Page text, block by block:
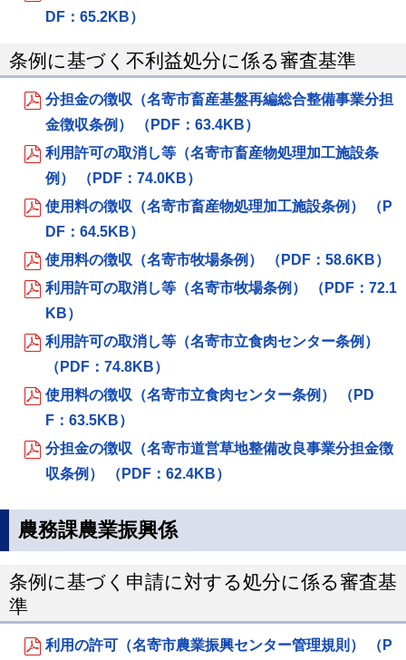
DF：65.2KB）
条例に基づく不利益処分に係る審査基準
分担金の徴収（名寄市畜産基盤再編総合整備事業分担
金徴収条例） （PDF：63.4KB）
利用許可の取消し等（名寄市畜産物処理加工施設条
例） （PDF：74.0KB）
使用料の徴収（名寄市畜産物処理加工施設条例） （P
DF：64.5KB）
使用料の徴収（名寄市牧場条例） （PDF：58.6KB）
利用許可の取消し等（名寄市牧場条例） （PDF：72.1
KB）
利用許可の取消し等（名寄市立食肉センター条例）
（PDF：74.8KB）
使用料の徴収（名寄市立食肉センター条例） （PD
F：63.5KB）
分担金の徴収（名寄市道営草地整備改良事業分担金徴
収条例） （PDF：62.4KB）
農務課農業振興係
条例に基づく申請に対する処分に係る審査基
準
利用の許可（名寄市農業振興センター管理規則） （P